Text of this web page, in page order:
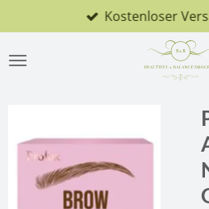
Hauptinhalt
springen
Kostenloser